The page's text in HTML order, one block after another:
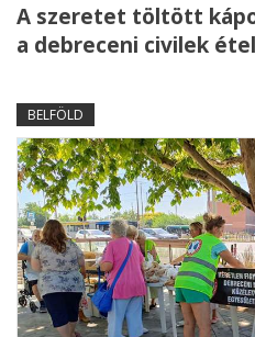
A szeretet töltött
a debreceni civilek
BELFÖLD